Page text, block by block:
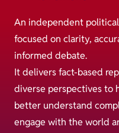
An independent
focused on clarity,
informed debate.
It delivers fact-based
diverse perspectives to
better understand
engage with the world